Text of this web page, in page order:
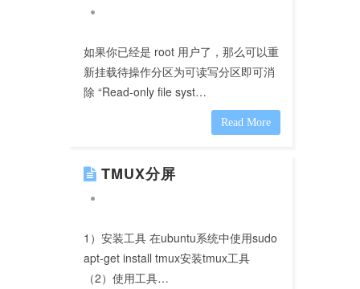
如果你已经是 root 用户了，那么可以重
新挂载待操作分区为可读写分区即可消
除 “Read-only file syst…
Read More
TMUX分屏
1）安装工具 在ubuntu系统中使用sudo
apt-get install tmux安装tmux工具
（2）使用工具…